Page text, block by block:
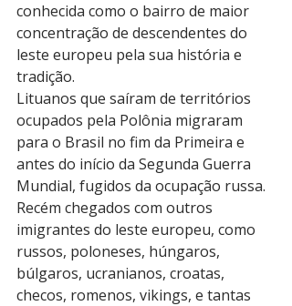
conhecida como o bairro de maior
concentração de descendentes do
leste europeu pela sua história e
tradição.
Lituanos que saíram de territórios
ocupados pela Polônia migraram
para o Brasil no fim da Primeira e
antes do início da Segunda Guerra
Mundial, fugidos da ocupação russa.
Recém chegados com outros
imigrantes do leste europeu, como
russos, poloneses, húngaros,
búlgaros, ucranianos, croatas,
checos, romenos, vikings, e tantas